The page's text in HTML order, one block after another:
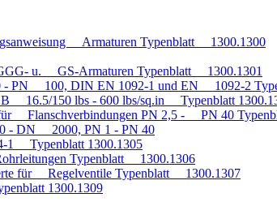
Armaturen Typenblatt 1300.1300
u. GS-Armaturen Typenblatt 1300.1301
- PN 100, DIN EN 1092-1 und EN 1092-2
B 16.5/150 lbs - 600 lbs/sq.in Typenblatt
für Flanschverbindungen PN 2,5 - PN 40
- DN 2000, PN 1 - PN 40
1 Typenblatt 1300.1305
Typenblatt 1300.1306
für Regelventile Typenblatt 1300.1307
1300.1309